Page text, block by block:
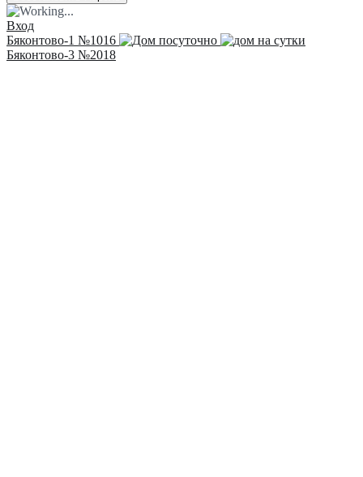
Вход
Бяконтово-1 №1016
Бяконтово-3 №2018